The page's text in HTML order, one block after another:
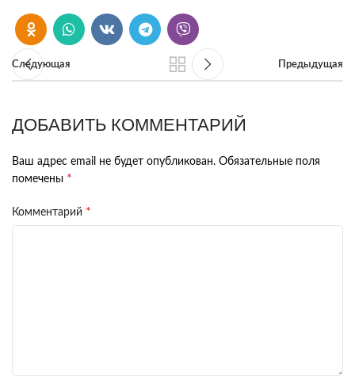
Следующая Предыдущая
ДОБАВИТЬ КОММЕНТАРИЙ
Ваш адрес email не будет опубликован. Обязательные поля
помечены *
Комментарий *